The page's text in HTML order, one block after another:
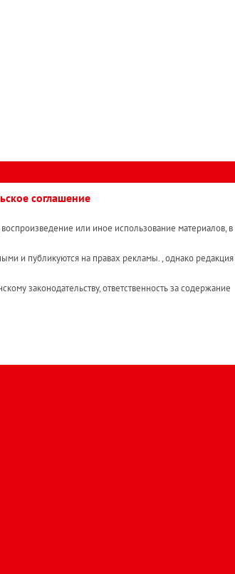
соглашение
или иное использование материалов, в
и публикуются на правах рекламы. , однако редакция
законодательству, ответственность за содержание